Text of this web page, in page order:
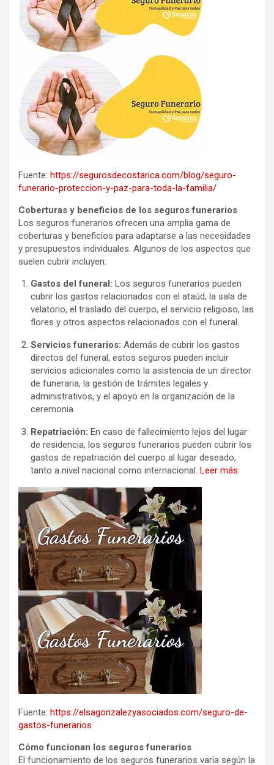
Fuente: https://segurosdecostarica.com/blog/seguro-
funerario-proteccion-y-paz-para-toda-la-familia/
Coberturas y beneficios de los seguros funerarios
Los seguros funerarios ofrecen una amplia gama de
coberturas y beneficios para adaptarse a las necesidades
y presupuestos individuales. Algunos de los aspectos que
suelen cubrir incluyen:
Gastos del funeral: Los seguros funerarios pueden
cubrir los gastos relacionados con el ataúd, la sala de
velatorio, el traslado del cuerpo, el servicio religioso, las
flores y otros aspectos relacionados con el funeral.
Servicios funerarios: Además de cubrir los gastos
directos del funeral, estos seguros pueden incluir
servicios adicionales como la asistencia de un director
de funeraria, la gestión de trámites legales y
administrativos, y el apoyo en la organización de la
ceremonia.
Repatriación: En caso de fallecimiento lejos del lugar
de residencia, los seguros funerarios pueden cubrir los
gastos de repatriación del cuerpo al lugar deseado,
tanto a nivel nacional como internacional. Leer más
Fuente: https://elsagonzalezyasociados.com/seguro-de-
gastos-funerarios
Cómo funcionan los seguros funerarios
El funcionamiento de los seguros funerarios varía según la